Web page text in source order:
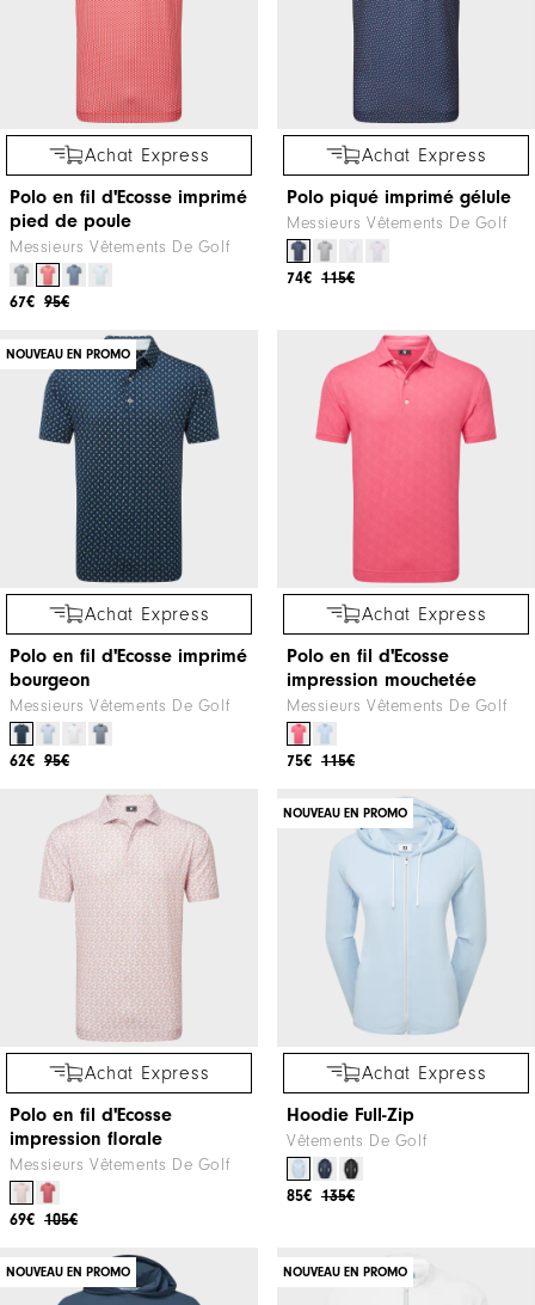
Achat Express
Polo en fil d'Ecosse imprimé
pied de poule
Messieurs Vêtements De Golf
95€
67€
Achat Express
Polo piqué imprimé gélule
Messieurs Vêtements De Golf
115€
74€
NOUVEAU EN PROMO
Achat Express
Polo en fil d'Ecosse imprimé
bourgeon
Messieurs Vêtements De Golf
95€
62€
Achat Express
Polo en fil d'Ecosse
impression mouchetée
Messieurs Vêtements De Golf
115€
75€
Achat Express
Polo en fil d'Ecosse
impression florale
Messieurs Vêtements De Golf
105€
69€
NOUVEAU EN PROMO
Achat Express
Hoodie Full-Zip
Vêtements De Golf
135€
85€
NOUVEAU EN PROMO NOUVEAU EN PROMO